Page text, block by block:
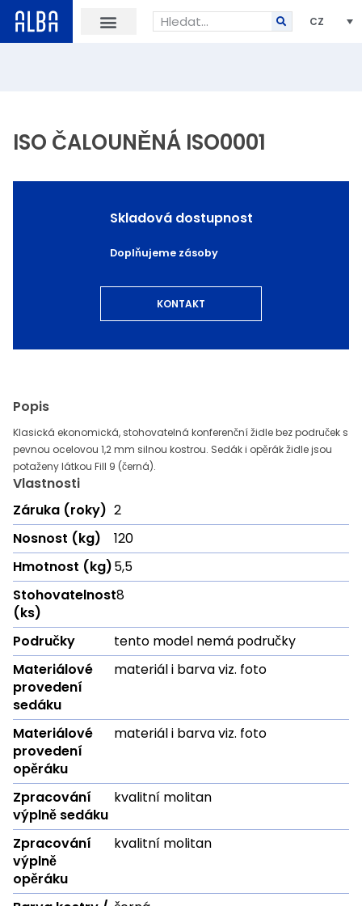
CZ
ISO ČALOUNĚNÁ ISO0001
Skladová dostupnost
Doplňujeme zásoby
KONTAKT
Popis
Klasická ekonomická, stohovatelná konferenční židle bez područek s
pevnou ocelovou 1,2 mm silnou kostrou. Sedák i opěrák židle jsou
potaženy látkou Fill 9 (černá).
Vlastnosti
Záruka (roky) 2
Nosnost (kg)
120
Hmotnost (kg)5,5
Stohovatelnost
(ks)
8
Područky
tento model nemá područky
Materiálové
provedení
sedáku
materiál i barva viz. foto
Materiálové
provedení
opěráku
materiál i barva viz. foto
Zpracování
výplně sedáku
kvalitní molitan
Zpracování
výplně
opěráku
kvalitní molitan